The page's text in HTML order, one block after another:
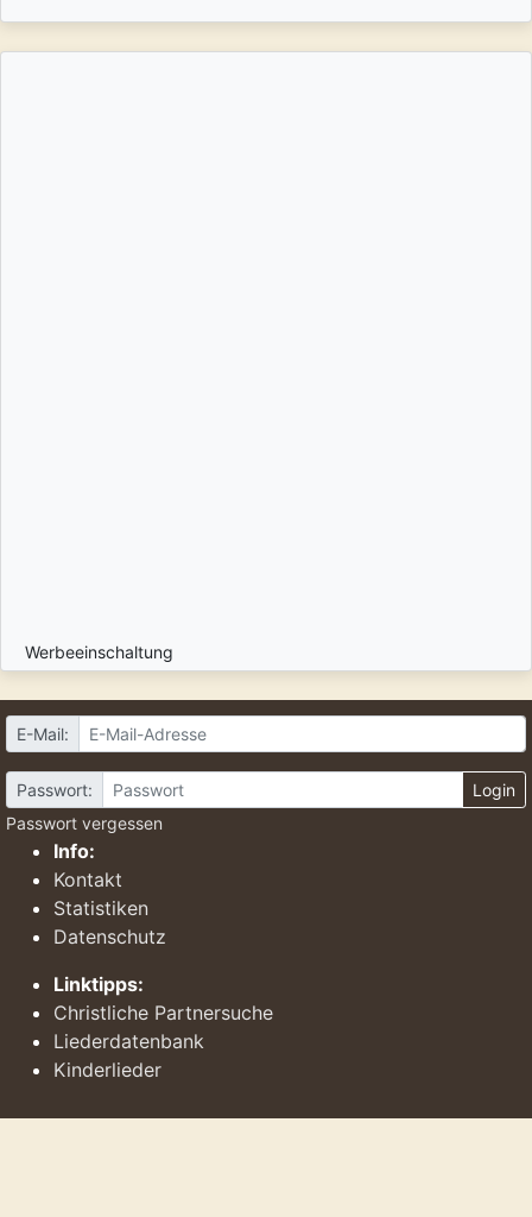
Werbeeinschaltung
E-Mail:
Passwort:
Login
Passwort vergessen
Info:
Kontakt
Statistiken
Datenschutz
Linktipps:
Christliche Partnersuche
Liederdatenbank
Kinderlieder